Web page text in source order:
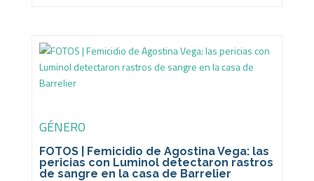
GÉNERO
FOTOS | Femicidio de Agostina Vega: las
pericias con Luminol detectaron rastros
de sangre en la casa de Barrelier